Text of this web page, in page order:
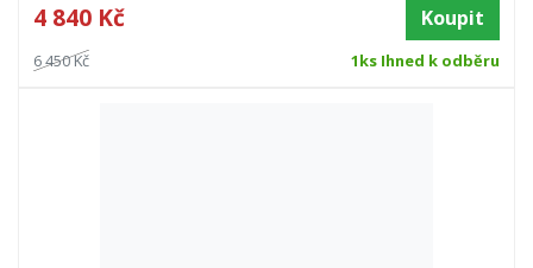
4 840 Kč Koupit
6 450 Kč 1ks Ihned k odběru